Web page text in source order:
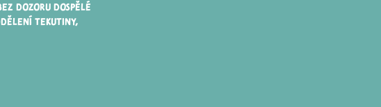
DOZORU DOSPĚLÉ
TEKUTINY,